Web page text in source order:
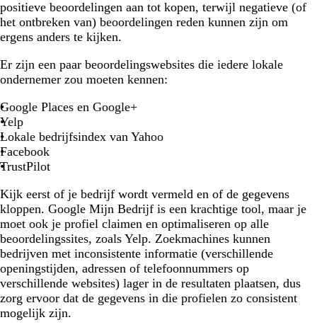
positieve beoordelingen aan tot kopen, terwijl negatieve (of
het ontbreken van) beoordelingen reden kunnen zijn om
ergens anders te kijken.
Er zijn een paar beoordelingswebsites die iedere lokale
ondernemer zou moeten kennen:
Google Places en Google+
Yelp
Lokale bedrijfsindex van Yahoo
Facebook
TrustPilot
Kijk eerst of je bedrijf wordt vermeld en of de gegevens
kloppen. Google Mijn Bedrijf is een krachtige tool, maar je
moet ook je profiel claimen en optimaliseren op alle
beoordelingssites, zoals Yelp. Zoekmachines kunnen
bedrijven met inconsistente informatie (verschillende
openingstijden, adressen of telefoonnummers op
verschillende websites) lager in de resultaten plaatsen, dus
zorg ervoor dat de gegevens in die profielen zo consistent
mogelijk zijn.